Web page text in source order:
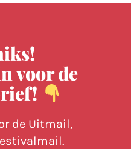
voor de
de Uitmail,